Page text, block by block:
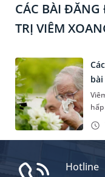
CÁC BÀI
TRỊ VIÊM
an
Hotline